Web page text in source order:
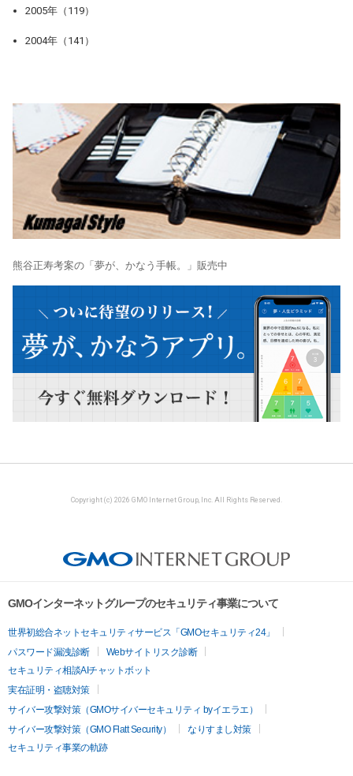
2005年（119）
2004年（141）
熊谷正寿考案の「夢が、かなう手帳。」販売中
Copyright (c) 2026 GMO Internet Group, Inc. All Rights Reserved.
GMOインターネットグループのセキュリティ事業について
世界初総合ネットセキュリティサービス「GMOセキュリティ24」
パスワード漏洩診断
Webサイトリスク診断
セキュリティ相談AIチャットボット
実在証明・盗聴対策
サイバー攻撃対策（GMOサイバーセキュリティ byイエラエ）
サイバー攻撃対策（GMO Flatt Security）
なりすまし対策
セキュリティ事業の軌跡